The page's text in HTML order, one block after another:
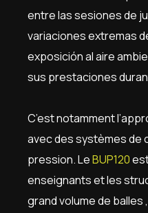
entre las sesiones de
variaciones extremas
exposición al aire
sus prestaciones
C’est notamment
avec des systèmes de
pression. LeBUP120
enseignants et les
grand volume de balles